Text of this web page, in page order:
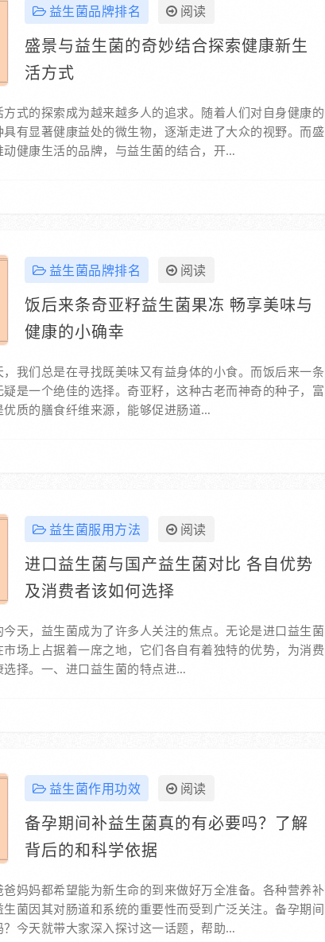
益生菌品牌排名 阅读
盛景与益生菌的奇妙结合探索健康新生
活方式
式的探索成为越来越多人的追求。随着人们对自身健康的
有显著健康益处的微生物，逐渐走进了大众的视野。而盛
健康生活的品牌，与益生菌的结合，开…
益生菌品牌排名 阅读
饭后来条奇亚籽益生菌果冻 畅享美味与
健康的小确幸
我们总是在寻找既美味又有益身体的小食。而饭后来一条
是一个绝佳的选择。奇亚籽，这种古老而神奇的种子，富
质的膳食纤维来源，能够促进肠道…
益生菌服用方法 阅读
进口益生菌与国产益生菌对比 各自优势
及消费者该如何选择
天，益生菌成为了许多人关注的焦点。无论是进口益生菌
场上占据着一席之地，它们各自有着独特的优势，为消费
择。一、进口益生菌的特点进…
益生菌作用功效 阅读
备孕期间补益生菌真的有必要吗？了解
背后的和科学依据
妈妈都希望能为新生命的到来做好万全准备。各种营养补
菌因其对肠道和系统的重要性而受到广泛关注。备孕期间
今天就带大家深入探讨这一话题，帮助…